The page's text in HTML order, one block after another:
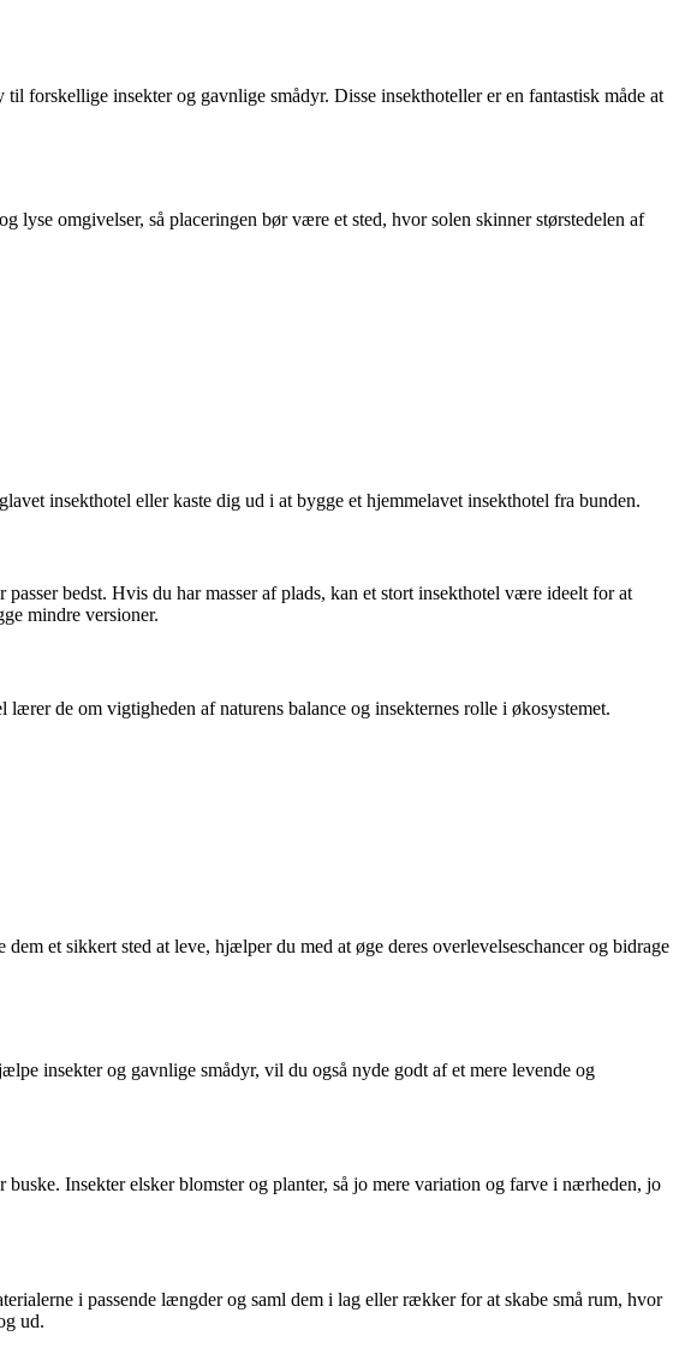
forskellige insekter og gavnlige smådyr. Disse insekthoteller er en fantastisk måde at
omgivelser, så placeringen bør være et sted, hvor solen skinner størstedelen af
insekthotel eller kaste dig ud i at bygge et hjemmelavet insekthotel fra bunden.
bedst. Hvis du har masser af plads, kan et stort insekthotel være ideelt for at
mindre versioner.
de om vigtigheden af naturens balance og insekternes rolle i økosystemet.
et sikkert sted at leve, hjælper du med at øge deres overlevelseschancer og bidrage
insekter og gavnlige smådyr, vil du også nyde godt af et mere levende og
Insekter elsker blomster og planter, så jo mere variation og farve i nærheden, jo
i passende længder og saml dem i lag eller rækker for at skabe små rum, hvor
ud.